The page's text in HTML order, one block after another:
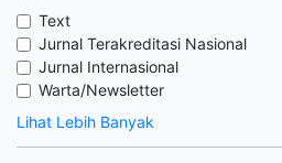
Text
Jurnal Terakreditasi Nasional
Jurnal Internasional
Warta/Newsletter
Lihat Lebih Banyak